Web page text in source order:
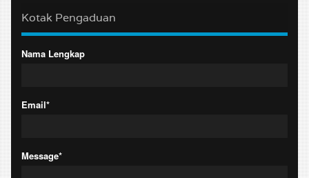
Kotak Pengaduan
Nama Lengkap
Email*
Message*